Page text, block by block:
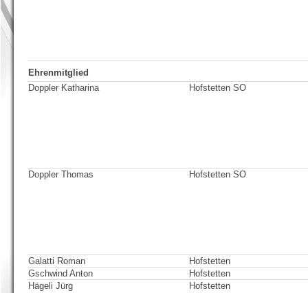
Ehrenmitglied
Doppler Katharina
Hofstetten SO
Doppler Thomas Hofstetten SO
Galatti Roman
Hofstetten
Gschwind Anton
Hofstetten
Hägeli Jürg
Hofstetten